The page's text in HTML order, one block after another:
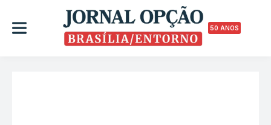
50 ANOS